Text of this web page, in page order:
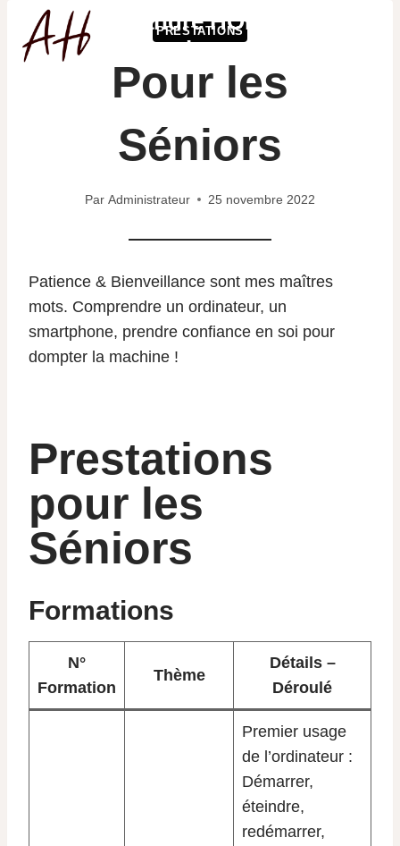
contenu
Alexandre HOLLARD -
Informatique
PRESTATIONS
Pour les
Séniors
Par Administrateur 25 novembre 2022
Patience & Bienveillance sont mes maîtres
mots. Comprendre un ordinateur, un
smartphone, prendre confiance en soi pour
dompter la machine !
Prestations
pour les
Séniors
Formations
N°
Formation
Thème
Détails –
Déroulé
Premier usage
de l’ordinateur :
Démarrer,
éteindre,
redémarrer,